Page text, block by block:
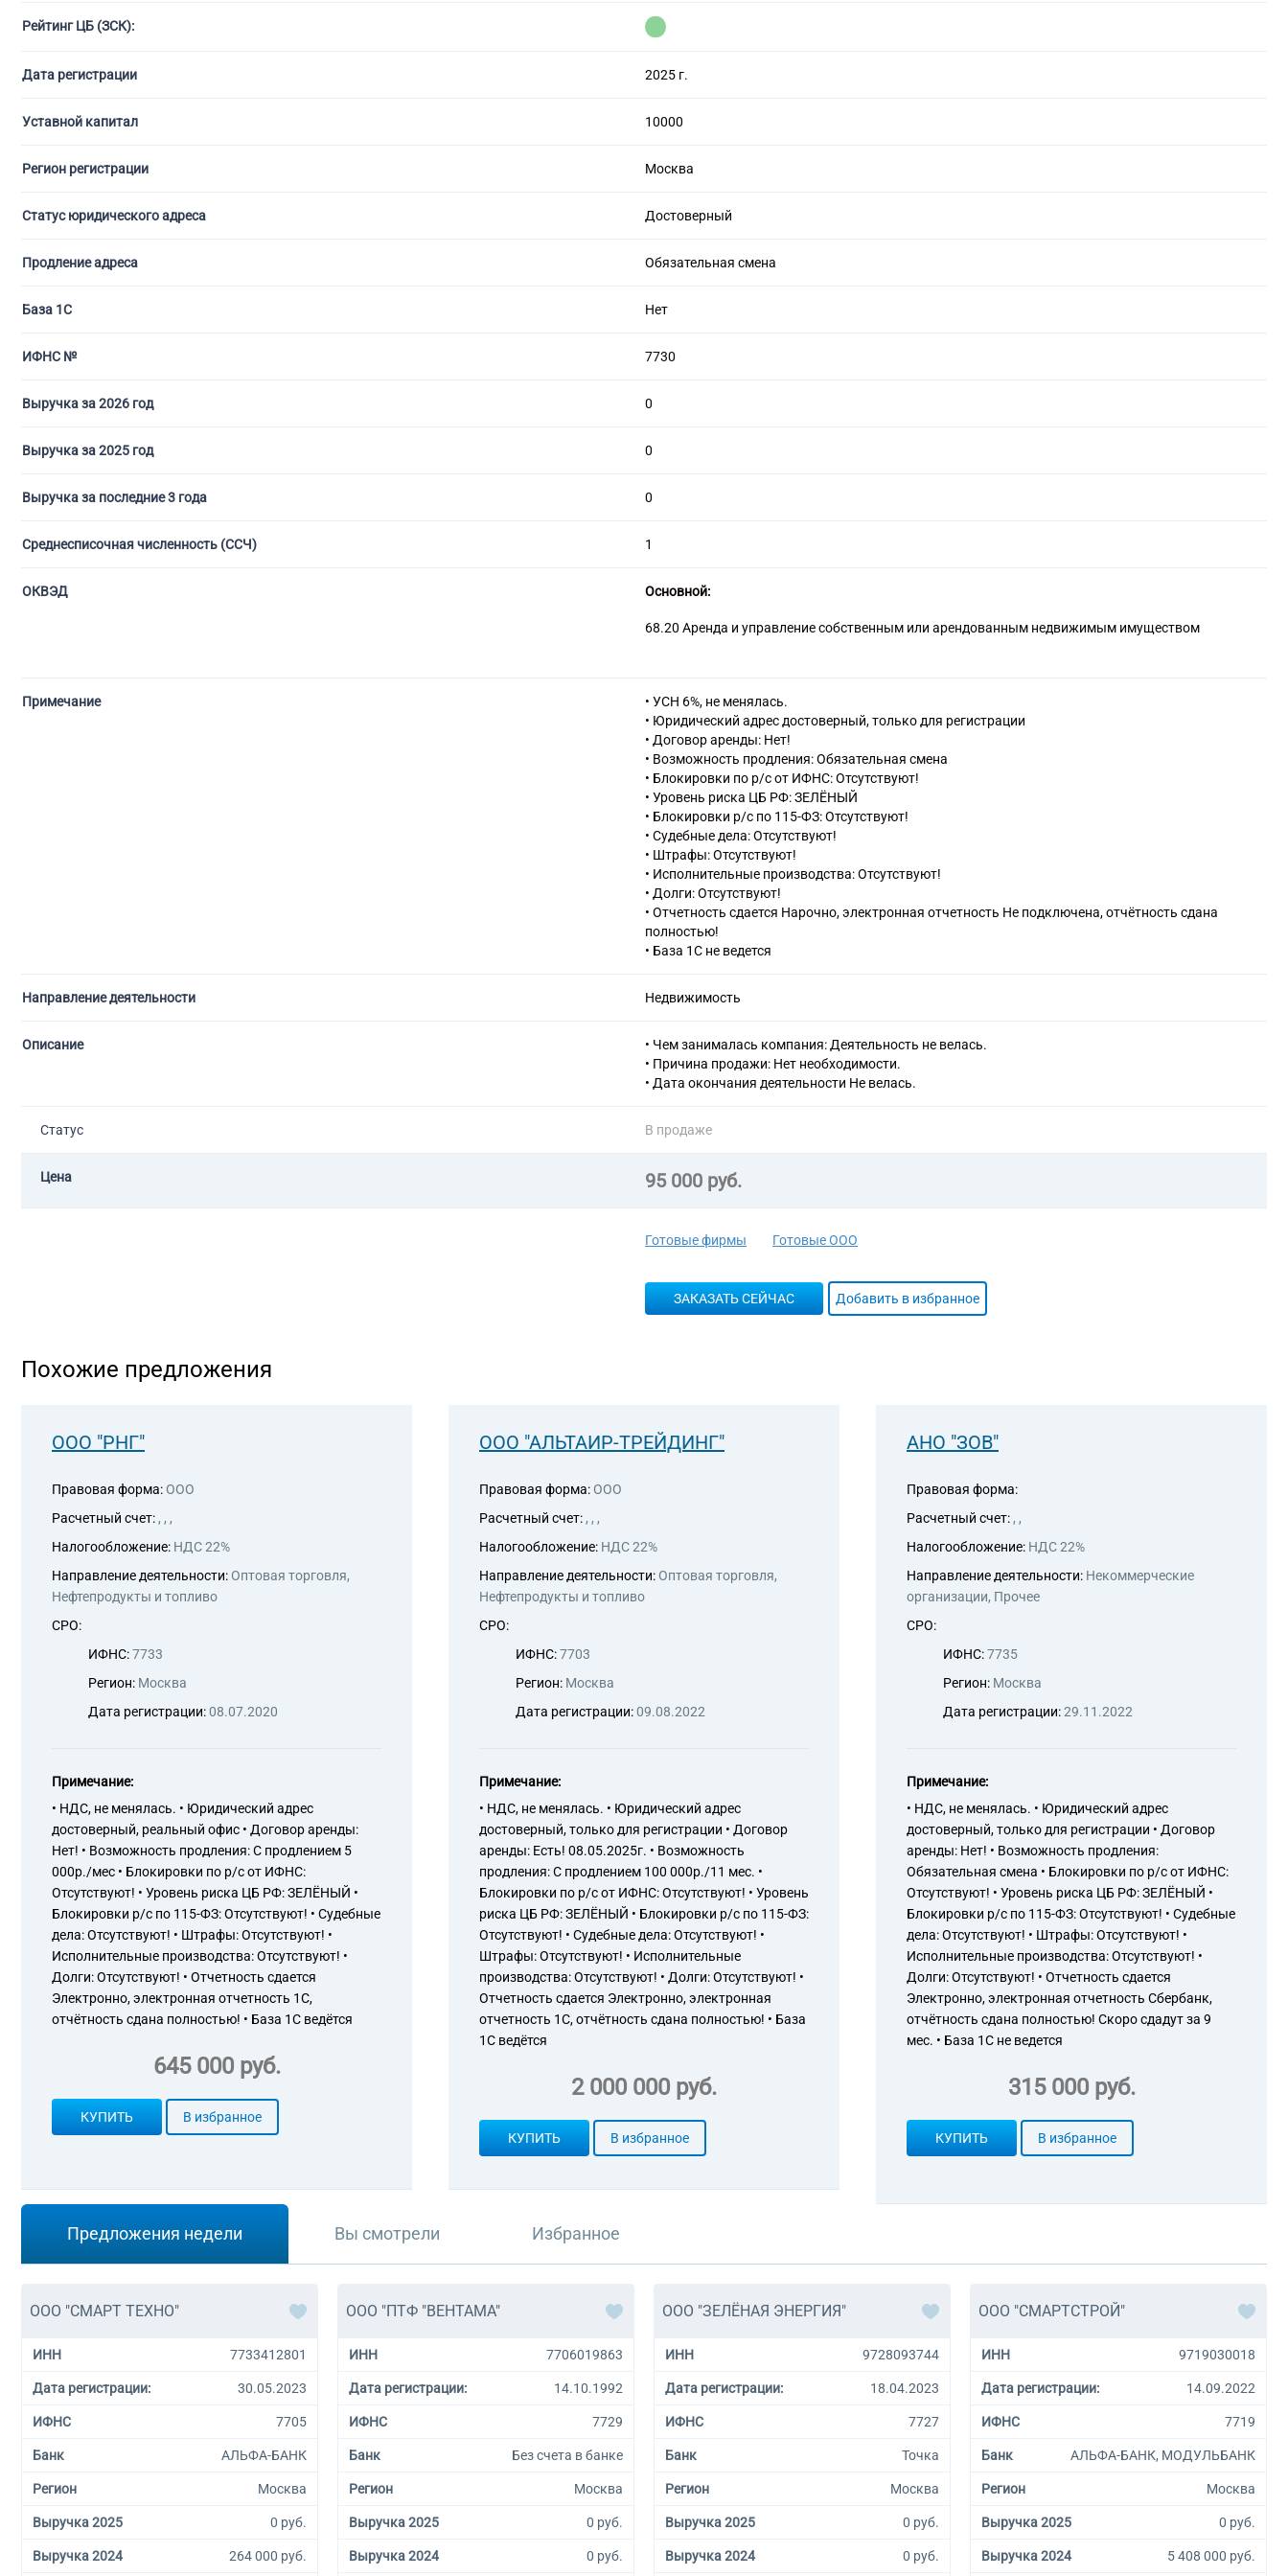
С лицензией на алмазную торговлю
Рейтинг ЦБ (ЗСК):
Дата регистрации 2025 г.
Уставной капитал 10000
Регион регистрации Москва
Статус юридического адреса Достоверный
Продление адреса Обязательная смена
База 1С Нет
ИФНС № 7730
Выручка за 2026 год 0
Выручка за 2025 год 0
Выручка за последние 3 года 0
Среднесписочная численность (ССЧ) 1
ОКВЭД Основной:
68.20 Аренда и управление собственным или арендованным недвижимым имуществом
Примечание
• УСН 6%, не менялась.
• Юридический адрес достоверный, только для регистрации
• Договор аренды: Нет!
• Возможность продления: Обязательная смена
• Блокировки по р/с от ИФНС: Отсутствуют!
• Уровень риска ЦБ РФ: ЗЕЛЁНЫЙ
• Блокировки р/с по 115-ФЗ: Отсутствуют!
• Судебные дела: Отсутствуют!
• Штрафы: Отсутствуют!
• Исполнительные производства: Отсутствуют!
• Долги: Отсутствуют!
• Отчетность сдается Нарочно, электронная отчетность Не подключена, отчётность сдана
полностью!
• База 1С не ведется
Направление деятельности Недвижимость
Описание
• Чем занималась компания: Деятельность не велась.
• Причина продажи: Нет необходимости.
• Дата окончания деятельности Не велась.
Статус В продаже
Цена 95 000 руб.
Готовые фирмы Готовые ООО
ЗАКАЗАТЬ СЕЙЧАС Добавить в избранное
Похожие предложения
ООО "РНГ"
Правовая форма: ООО
Расчетный счет: , , ,
Налогообложение: НДС 22%
Направление деятельности: Оптовая торговля,
Нефтепродукты и топливо
СРО:
ИФНС:7733
Регион: Москва
Дата регистрации:08.07.2020
Примечание:
• НДС, не менялась. • Юридический адрес
достоверный, реальный офис • Договор аренды:
Нет! • Возможность продления: С продлением 5
000р./мес • Блокировки по р/с от ИФНС:
Отсутствуют! • Уровень риска ЦБ РФ: ЗЕЛЁНЫЙ •
Блокировки р/с по 115-ФЗ: Отсутствуют! • Судебные
дела: Отсутствуют! • Штрафы: Отсутствуют! •
Исполнительные производства: Отсутствуют! •
Долги: Отсутствуют! • Отчетность сдается
Электронно, электронная отчетность 1С,
отчётность сдана полностью! • База 1С ведётся
645 000 руб.
КУПИТЬ В избранное
ООО "АЛЬТАИР-ТРЕЙДИНГ"
Правовая форма: ООО
Расчетный счет: , , ,
Налогообложение: НДС 22%
Направление деятельности: Оптовая торговля,
Нефтепродукты и топливо
СРО:
ИФНС:7703
Регион: Москва
Дата регистрации:09.08.2022
Примечание:
• НДС, не менялась. • Юридический адрес
достоверный, только для регистрации • Договор
аренды: Есть! 08.05.2025г. • Возможность
продления: С продлением 100 000р./11 мес. •
Блокировки по р/с от ИФНС: Отсутствуют! • Уровень
риска ЦБ РФ: ЗЕЛЁНЫЙ • Блокировки р/с по 115-ФЗ:
Отсутствуют! • Судебные дела: Отсутствуют! •
Штрафы: Отсутствуют! • Исполнительные
производства: Отсутствуют! • Долги: Отсутствуют! •
Отчетность сдается Электронно, электронная
отчетность 1С, отчётность сдана полностью! • База
1С ведётся
2 000 000 руб.
КУПИТЬ В избранное
АНО "ЗОВ"
Правовая форма:
Расчетный счет: , ,
Налогообложение: НДС 22%
Направление деятельности: Некоммерческие
организации, Прочее
СРО:
ИФНС:7735
Регион: Москва
Дата регистрации:29.11.2022
Примечание:
• НДС, не менялась. • Юридический адрес
достоверный, только для регистрации • Договор
аренды: Нет! • Возможность продления:
Обязательная смена • Блокировки по р/с от ИФНС:
Отсутствуют! • Уровень риска ЦБ РФ: ЗЕЛЁНЫЙ •
Блокировки р/с по 115-ФЗ: Отсутствуют! • Судебные
дела: Отсутствуют! • Штрафы: Отсутствуют! •
Исполнительные производства: Отсутствуют! •
Долги: Отсутствуют! • Отчетность сдается
Электронно, электронная отчетность Сбербанк,
отчётность сдана полностью! Скоро сдадут за 9
мес. • База 1С не ведется
315 000 руб.
КУПИТЬ В избранное
Предложения недели Вы смотрели Избранное
ООО "СМАРТ ТЕХНО"
ИНН 7733412801
Дата регистрации: 30.05.2023
ИФНС 7705
Банк АЛЬФА-БАНК
Регион Москва
Выручка 2025 0 руб.
Выручка 2024 264 000 руб.
ООО "ПТФ "ВЕНТАМА"
ИНН 7706019863
Дата регистрации: 14.10.1992
ИФНС 7729
Банк Без счета в банке
Регион Москва
Выручка 2025 0 руб.
Выручка 2024 0 руб.
ООО "ЗЕЛЁНАЯ ЭНЕРГИЯ"
ИНН 9728093744
Дата регистрации: 18.04.2023
ИФНС 7727
Банк Точка
Регион Москва
Выручка 2025 0 руб.
Выручка 2024 0 руб.
ООО "СМАРТСТРОЙ"
ИНН 9719030018
Дата регистрации: 14.09.2022
ИФНС 7719
Банк АЛЬФА-БАНК, МОДУЛЬБАНК
Регион Москва
Выручка 2025 0 руб.
Выручка 2024 5 408 000 руб.